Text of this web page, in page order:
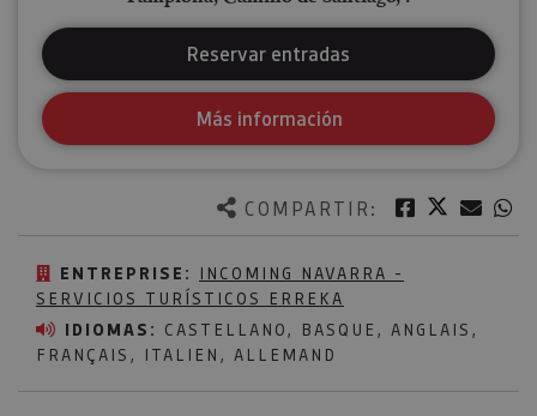
COMPARTIR: Facebook
Twitter
ENTREPRISE:
INCOMING NAVARRA -
SERVICIOS TURÍSTICOS ERREKA
IDIOMAS: CASTELLANO, BASQUE, ANGLAIS,
FRANÇAIS, ITALIEN, ALLEMAND
Reservar entradas
Más información